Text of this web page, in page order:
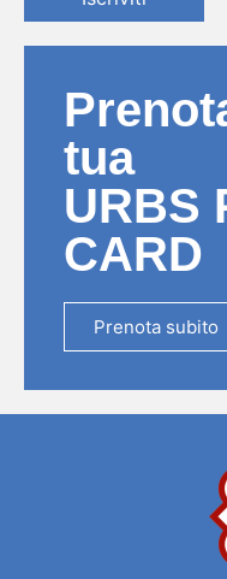
tua
URBS
CARD
Prenota subito